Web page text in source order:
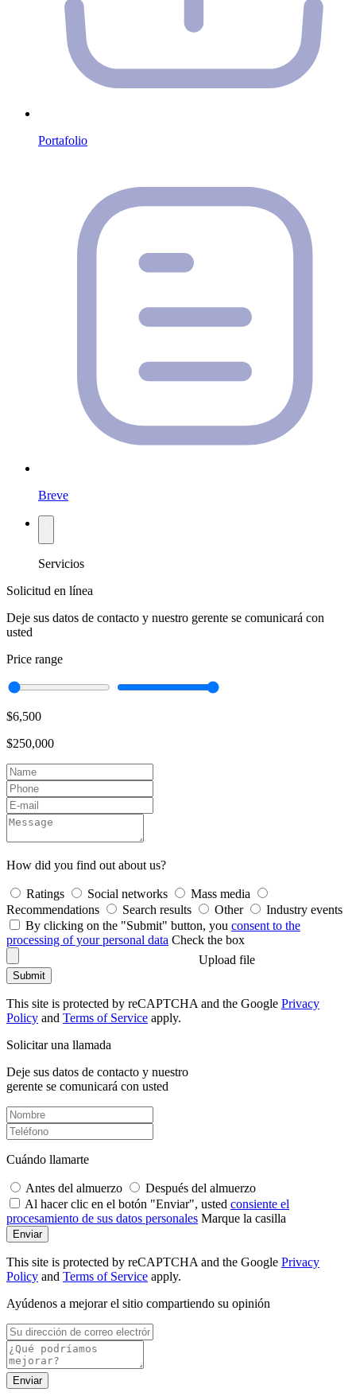
Portafolio
Breve
Servicios
Solicitud en línea
Deje sus datos de contacto y nuestro gerente se comunicará con
usted
Price range
$6,500
$250,000
How did you find out about us?
Ratings Social networks
Mass media
Recommendations
Search results Other
Industry events
By clicking on the "Submit" button, you consent to the
processing of your personal data Check the box
Upload file
Submit
This site is protected by reCAPTCHA and the Google Privacy
Policy and Terms of Service apply.
Solicitar una llamada
Deje sus datos de contacto y nuestro
gerente se comunicará con usted
Cuándo llamarte
Antes del almuerzo
Después del almuerzo
Al hacer clic en el botón "Enviar", usted consiente el
procesamiento de sus datos personales Marque la casilla
Enviar
This site is protected by reCAPTCHA and the Google Privacy
Policy and Terms of Service apply.
Ayúdenos a mejorar el sitio compartiendo su opinión
Enviar